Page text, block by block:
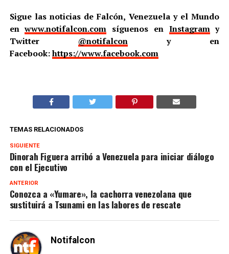
Sigue las noticias de Falcón, Venezuela y el Mundo
enwww.notifalcon.com síguenos en Instagramy
Twitter @notifalcony en
Facebook:https://www.facebook.com
TEMAS RELACIONADOS
SIGUIENTE
Dinorah Figuera arribó a Venezuela para iniciar diálogo
con el Ejecutivo
ANTERIOR
Conozca a «Yumare», la cachorra venezolana que
sustituirá a Tsunami en las labores de rescate
Notifalcon